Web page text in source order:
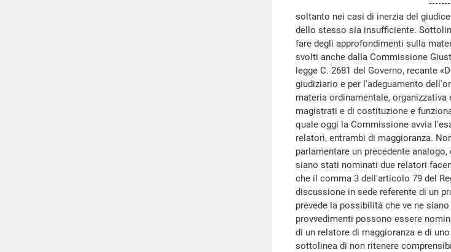
soltanto nei casi di inerzia del
dello stesso sia insufficiente.
fare degli approfondimenti sulla
svolti anche dalla Commissione
legge C. 2681 del Governo, recante
giudiziario e per l'adeguamento
materia ordinamentale,
magistrati e di costituzione e
quale oggi la Commissione avvia
relatori, entrambi di maggioranza.
parlamentare un precedente
siano stati nominati due relatori
che il comma 3 dell'articolo 79 del
discussione in sede referente di un
prevede la possibilità che ve ne
provvedimenti possono essere
di un relatore di maggioranza e di
sottolinea di non ritenere